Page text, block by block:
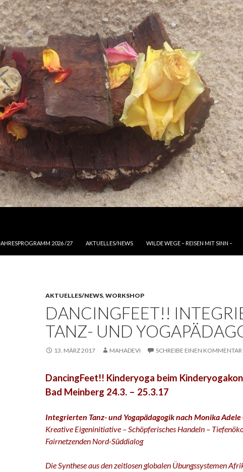
2026 /27
AKTUELLES/NEWS WILDE WEGE – REISEN MIT SINN –
AKTUELLES/NEWS, WORKSHOP
DANCINGFEET!!
TANZ- UND
13. MÄRZ 2017 MAHADEVI SCHREIBE EINEN KOMMENTAR
DancingFeet!! Kinderyoga beim
Bad Meinberg 24.3. – 25.3.17
Integrierten Tanz- und Yogapädagogik nach Monika Adele
Kreative Eigeninitiative – Schöpferisches Handeln –
Fairnetzenden Nord-Süddialog
Die Synthese aus den zeitlosen globalen Übungssystemen